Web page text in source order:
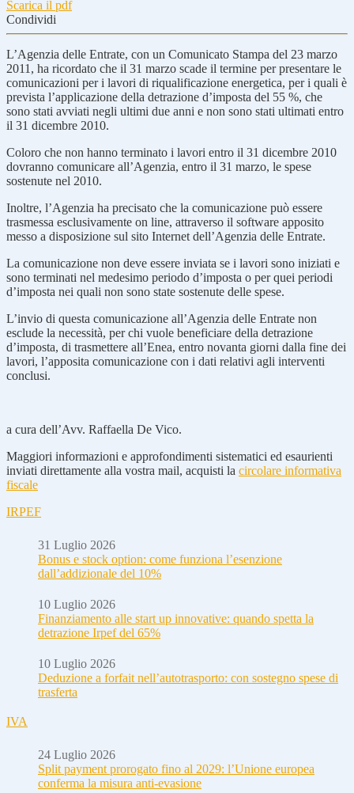
Scarica il pdf
Condividi
L’Agenzia delle Entrate, con un Comunicato Stampa del 23 marzo
2011, ha ricordato che il 31 marzo scade il termine per presentare le
comunicazioni per i lavori di riqualificazione energetica, per i quali è
prevista l’applicazione della detrazione d’imposta del 55 %, che
sono stati avviati negli ultimi due anni e non sono stati ultimati entro
il 31 dicembre 2010.
Coloro che non hanno terminato i lavori entro il 31 dicembre 2010
dovranno comunicare all’Agenzia, entro il 31 marzo, le spese
sostenute nel 2010.
Inoltre, l’Agenzia ha precisato che la comunicazione può essere
trasmessa esclusivamente on line, attraverso il software apposito
messo a disposizione sul sito Internet dell’Agenzia delle Entrate.
La comunicazione non deve essere inviata se i lavori sono iniziati e
sono terminati nel medesimo periodo d’imposta o per quei periodi
d’imposta nei quali non sono state sostenute delle spese.
L’invio di questa comunicazione all’Agenzia delle Entrate non
esclude la necessità, per chi vuole beneficiare della detrazione
d’imposta, di trasmettere all’Enea, entro novanta giorni dalla fine dei
lavori, l’apposita comunicazione con i dati relativi agli interventi
conclusi.
a cura dell’Avv. Raffaella De Vico.
Maggiori informazioni e approfondimenti sistematici ed esaurienti
inviati direttamente alla vostra mail, acquisti la circolare informativa
fiscale
IRPEF
31 Luglio 2026
Bonus e stock option: come funziona l’esenzione
dall’addizionale del 10%
10 Luglio 2026
Finanziamento alle start up innovative: quando spetta la
detrazione Irpef del 65%
10 Luglio 2026
Deduzione a forfait nell’autotrasporto: con sostegno spese di
trasferta
IVA
24 Luglio 2026
Split payment prorogato fino al 2029: l’Unione europea
conferma la misura anti-evasione